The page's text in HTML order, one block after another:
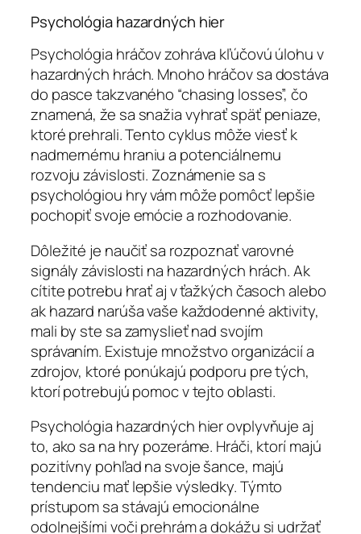
Psychológia hazardných hier
Psychológia hráčov zohráva kľúčovú úlohu v
hazardných hrách. Mnoho hráčov sa dostáva
do pasce takzvaného “chasing losses”, čo
znamená, že sa snažia vyhrať späť peniaze,
ktoré prehrali. Tento cyklus môže viesť k
nadmernému hraniu a potenciálnemu
rozvoju závislosti. Zoznámenie sa s
psychológiou hry vám môže pomôcť lepšie
pochopiť svoje emócie a rozhodovanie.
Dôležité je naučiť sa rozpoznať varovné
signály závislosti na hazardných hrách. Ak
cítite potrebu hrať aj v ťažkých časoch alebo
ak hazard narúša vaše každodenné aktivity,
mali by ste sa zamyslieť nad svojím
správaním. Existuje množstvo organizácií a
zdrojov, ktoré ponúkajú podporu pre tých,
ktorí potrebujú pomoc v tejto oblasti.
Psychológia hazardných hier ovplyvňuje aj
to, ako sa na hry pozeráme. Hráči, ktorí majú
pozitívny pohľad na svoje šance, majú
tendenciu mať lepšie výsledky. Týmto
prístupom sa stávajú emocionálne
odolnejšími voči prehrám a dokážu si udržať